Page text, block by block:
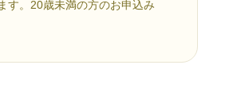
す。20歳未満の方のお申込み